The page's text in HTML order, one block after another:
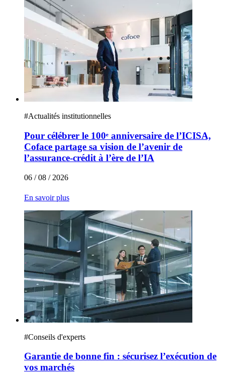
#Actualités institutionnelles
Pour célébrer le 100ᵉ anniversaire de l’ICISA,
Coface partage sa vision de l’avenir de
l’assurance-crédit à l’ère de l’IA
06 / 08 / 2026
En savoir plus
#Conseils d'experts
Garantie de bonne fin : sécurisez l’exécution de
vos marchés